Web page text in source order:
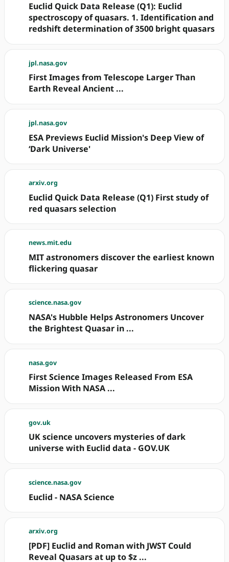
Euclid Quick Data Release (Q1): Euclid
spectroscopy of quasars. 1. Identification and
redshift determination of 3500 bright quasars
jpl.nasa.gov
First Images from Telescope Larger Than
Earth Reveal Ancient ...
jpl.nasa.gov
ESA Previews Euclid Mission's Deep View of
‘Dark Universe'
arxiv.org
Euclid Quick Data Release (Q1) First study of
red quasars selection
news.mit.edu
MIT astronomers discover the earliest known
flickering quasar
science.nasa.gov
NASA's Hubble Helps Astronomers Uncover
the Brightest Quasar in ...
nasa.gov
First Science Images Released From ESA
Mission With NASA ...
gov.uk
UK science uncovers mysteries of dark
universe with Euclid data - GOV.UK
science.nasa.gov
Euclid - NASA Science
arxiv.org
[PDF] Euclid and Roman with JWST Could
Reveal Quasars at up to $z ...